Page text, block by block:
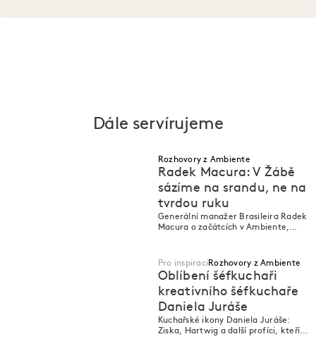
Dále servírujeme
Rozhovory z Ambiente
Radek Macura: V Žábě
sázíme na srandu, ne na
tvrdou ruku
Generální manažer Brasileira Radek
Macura o začátcích v Ambiente,
Pro inspiraci Rozhovory z Ambiente
Oblíbení šéfkuchaři
kreativního šéfkuchaře
Daniela Juráše
Kuchařské ikony Daniela Juráše:
Ziska, Hartwig a další profíci, kteří